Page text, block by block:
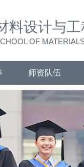
料设计与
OF
师资队伍